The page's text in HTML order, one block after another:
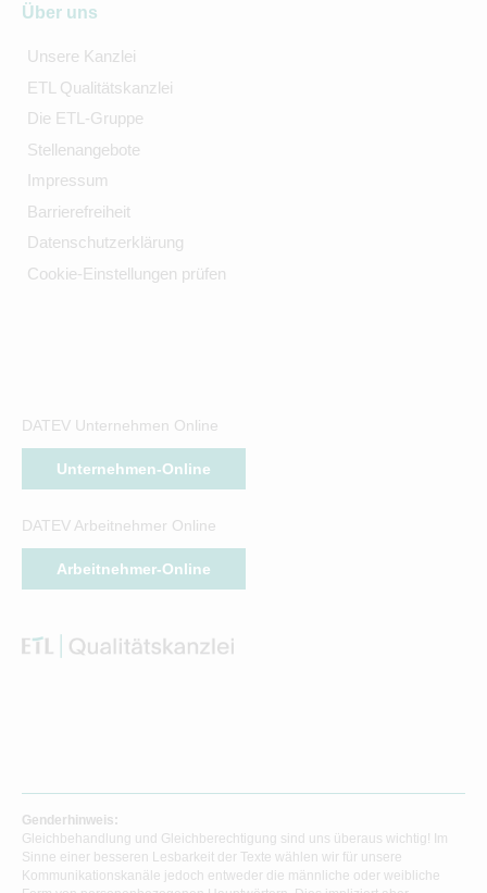
Über uns
Unsere Kanzlei
ETL Qualitätskanzlei
Die ETL-Gruppe
Stellenangebote
Impressum
Barrierefreiheit
Datenschutzerklärung
Cookie-Einstellungen prüfen
DATEV Unternehmen Online
Unternehmen-Online
DATEV Arbeitnehmer Online
Arbeitnehmer-Online
Genderhinweis:
Gleichbehandlung und Gleichberechtigung sind uns überaus wichtig! Im
Sinne einer besseren Lesbarkeit der Texte wählen wir für unsere
Kommunikationskanäle jedoch entweder die männliche oder weibliche